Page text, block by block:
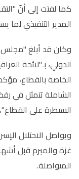
كما لفتت إلى أنّ
المدير التنفيذي
وكان قد أبلغ
الدولي، بـ"لائحة
الخاصة بالقطاع،
الشاملة تتمثل في
السيطرة على
ويواصل الاحتلال
غزة والمبرم قبل
المتواصلة.